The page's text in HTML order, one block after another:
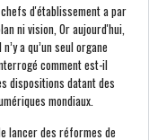
DES...
RSS
d'établissement a par
ni vision, Or aujourd'hui,
a qu’un seul organe
comment est-il
dispositions datant des
mondiaux.
lancer des réformes de